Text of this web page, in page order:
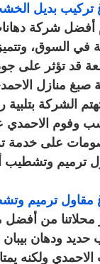
بديل الخشب وفوم
أفضل شركة
في السوق،
قد تؤثر على
صبغ منازل
الشركة
وفوم الاحمدي
على خدمة
ترميم وتشطيب
ترميم وتشطيب اصباغ
محلاتنا من أفضل
حديد ودهان
الاحمدي ولكنه